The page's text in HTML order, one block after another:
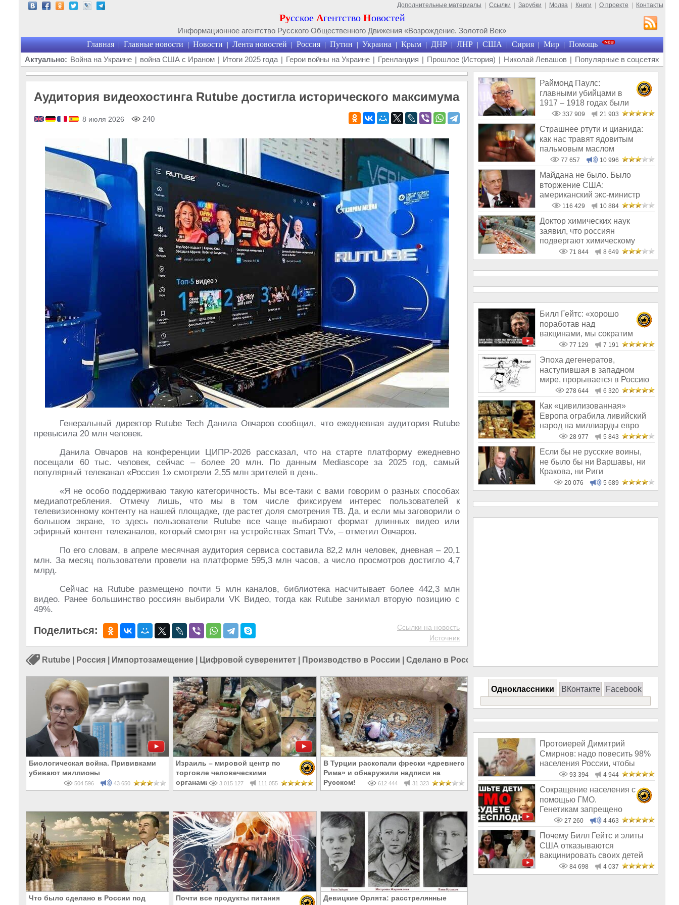
Дополнительные материалы Ссылки Зарубки Молва Книги О проекте Контакты
Русское Агентство Новостей
Информационное агентство Русского Общественного Движения «Возрождение. Золотой Век»
Главная | Главные новости | Новости | Лента новостей | Россия | Путин | Украина | Крым | ДНР | ЛНР | США | Сирия | Мир | Помощь
Актуально: Война на Украине | война США с Ираном | Итоги 2025 года | Герои войны на Украине | Гренландия | Прошлое (История) | Николай Левашов | Популярные в соцсетях
Аудитория видеохостинга Rutube достигла исторического максимума
8 июля 2026 240
Генеральный директор Rutube Tech Данила Овчаров сообщил, что ежедневная аудитория Rutube
превысила 20 млн человек.
Данила Овчаров на конференции ЦИПР-2026 рассказал, что на старте платформу ежедневно
посещали 60 тыс. человек, сейчас – более 20 млн. По данным Mediascope за 2025 год, самый
популярный телеканал «Россия 1» смотрели 2,55 млн зрителей в день.
«Я не особо поддерживаю такую категоричность. Мы все-таки с вами говорим о разных способах
медиапотребления. Отмечу лишь, что мы в том числе фиксируем интерес пользователей к
телевизионному контенту на нашей площадке, где растет доля смотрения ТВ. Да, и если мы заговорили о
большом экране, то здесь пользователи Rutube все чаще выбирают формат длинных видео или
эфирный контент телеканалов, который смотрят на устройствах Smart TV», – отметил Овчаров.
По его словам, в апреле месячная аудитория сервиса составила 82,2 млн человек, дневная – 20,1
млн. За месяц пользователи провели на платформе 595,3 млн часов, а число просмотров достигло 4,7
млрд.
Сейчас на Rutube размещено почти 5 млн каналов, библиотека насчитывает более 442,3 млн
видео. Ранее большинство россиян выбирали VK Видео, тогда как Rutube занимал вторую позицию с
49%.
Поделиться:
Ссылки на новость
Источник
Rutube Россия Импортозамещение Цифровой суверенитет Производство в России Сделано в России
Биологическая война. Прививками
убивают миллионы
504 596 43 650
Израиль – мировой центр по
торговле человеческими
органами
3 015 127 111 055
В Турции раскопали фрески «древнего
Рима» и обнаружили надписи на
Русском!
612 444 31 323
Что было сделано в России под
Почти все продукты питания
Девицкие Орлята: расстрелянные
Раймонд Паулс:
главными убийцами в
1917 – 1918 годах были
латыши и евреи, а не русс
337 909 21 903
Страшнее ртути и цианида:
как нас травят ядовитым
пальмовым маслом
77 657 10 996
Майдана не было. Было
вторжение США:
американский экс-министр
написал открытое пись
116 429 10 884
Доктор химических наук
заявил, что россиян
подвергают химическому
геноциду71 844 8 649
Билл Гейтс: «хорошо
поработав над
вакцинами, мы сократим
население на 10-15%»
77 129 7 191
Эпоха дегенератов,
наступившая в западном
мире, прорывается в Россию
278 644 6 320
Как «цивилизованная»
Европа ограбила ливийский
народ на миллиарды евро
28 977 5 843
Если бы не русские воины,
не было бы ни Варшавы, ни
Кракова, ни Риги
20 076 5 689
Одноклассники ВКонтакте Facebook
Протоиерей Димитрий
Смирнов: надо повесить 98%
населения России, чтобы
восторжество
93 394 4 944
Сокращение населения с
помощью ГМО.
Генетикам запрещено
говорить правду о трансгенн
27 260 4 463
Почему Билл Гейтс и элиты
США отказываются
вакцинировать своих детей
84 698 4 037